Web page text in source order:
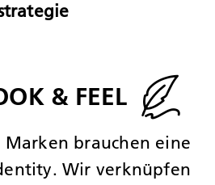
& FEEL
Marken brauchen eine
Wir verknüpfen